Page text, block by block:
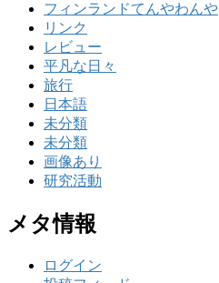
フィンランドてんやわんや
リンク
レビュー
平凡な日々
旅行
日本語
未分類
未分類
画像あり
研究活動
メタ情報
ログイン